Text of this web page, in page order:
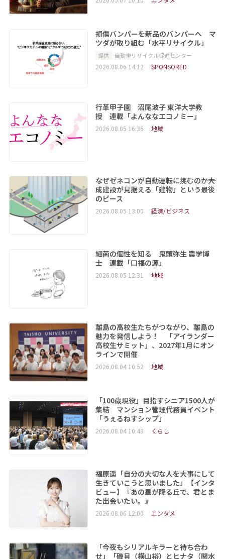
損傷バンパーを新品のバンパーへ マ
ツダが取り組む「水平リサイクル」
提供 自動車リサイクル促進センター
2026.08.06 14:12 SPONSORED
行革甲子園 沼尾波子 東洋大学教
授 連載「よんななエコノミー」
2026.08.05 16:36 地域
なぜゼネコンが自動運転に挑むのか――大
成建設が見据える「建物」という最後
のピース
2026.08.05 13:00 経済/ビジネス
細菌の個性を知る 鬼頭弥生 農学博
士 連載「口福の源」
2026.08.05 12:31 地域
離島の高校生たちがつながり、離島の
魅力を発信しよう！ 「アイランダー
高校生サミット」、2027年1月にオン
ラインで開催
2026.08.04 10:52 地域
「100歳現役」目指すシニア1500人が
集結 マンション管理代務員イベント
「うぇるねすシップ」
2026.08.04 10:48 くらし
福原遥「自分の大切な人を大事にして
生きていこうと思いました」【インタ
ビュー】『あの星が降る丘で、君とま
た出会いたい。』
2026.08.06 12:00 エンタメ
「今夜もシリアルキラーと待ち合わ
せ」「磯貝（横山裕）とヒナタ（関水